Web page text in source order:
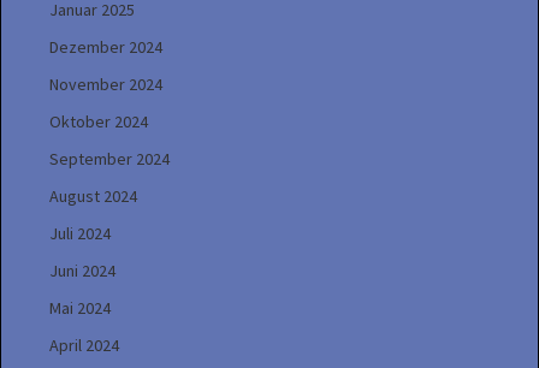
Januar 2025
Dezember 2024
November 2024
Oktober 2024
September 2024
August 2024
Juli 2024
Juni 2024
Mai 2024
April 2024